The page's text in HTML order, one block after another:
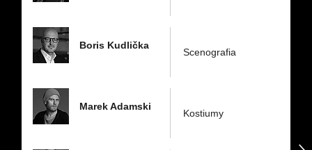
Boris Kudlička
Scenografia
Marek Adamski
Kostiumy